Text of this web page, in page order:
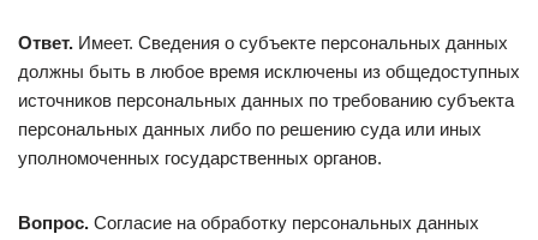
Ответ. Имеет. Сведения о субъекте персональных данных
должны быть в любое время исключены из общедоступных
источников персональных данных по требованию субъекта
персональных данных либо по решению суда или иных
уполномоченных государственных органов.
Вопрос. Согласие на обработку персональных данных